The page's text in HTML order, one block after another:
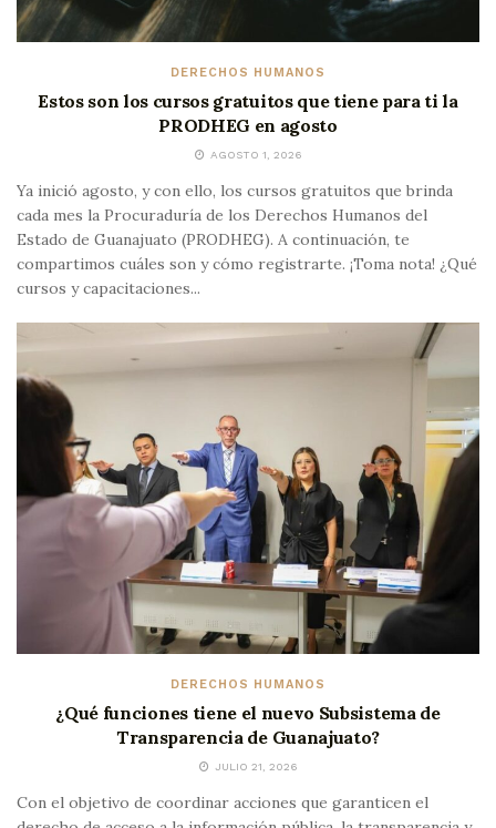
DERECHOS HUMANOS
Estos son los cursos gratuitos que tiene para ti la
PRODHEG en agosto
AGOSTO 1, 2026
Ya inició agosto, y con ello, los cursos gratuitos que brinda
cada mes la Procuraduría de los Derechos Humanos del
Estado de Guanajuato (PRODHEG). A continuación, te
compartimos cuáles son y cómo registrarte. ¡Toma nota! ¿Qué
cursos y capacitaciones...
DERECHOS HUMANOS
¿Qué funciones tiene el nuevo Subsistema de
Transparencia de Guanajuato?
JULIO 21, 2026
Con el objetivo de coordinar acciones que garanticen el